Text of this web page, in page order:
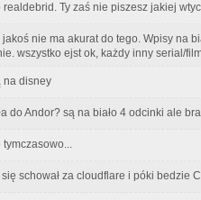
realdebrid. Ty zaś nie piszesz jakiej
nie ma akurat do tego. Wpisy na
wszystko ejst ok, każdy inny serial/
na disney
do Andor? są na biało 4 odcinki ale
tymczasowo...
się schował za cloudflare i póki bedzie